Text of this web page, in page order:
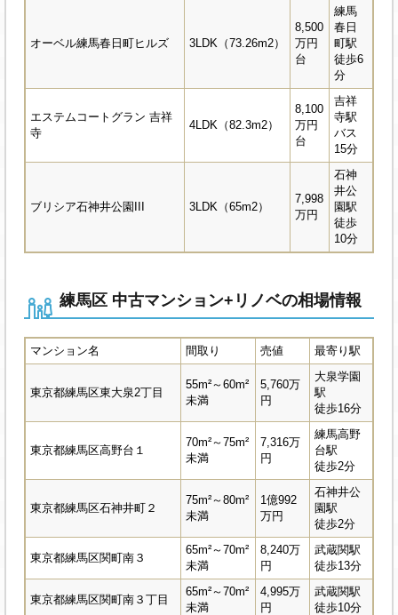
オーベル練馬春日町ヒルズ 3LDK（73.26m2）
8,500
万円
台
練馬
春日
町駅
徒歩6
分
エステムコートグラン 吉祥
寺
4LDK（82.3m2）
8,100
万円
台
吉祥
寺駅
バス
15分
ブリシア石神井公園III 3LDK（65m2）
7,998
万円
石神
井公
園駅
徒歩
10分
練馬区 中古マンション+リノベの相場情報
マンション名 間取り 売値 最寄り駅
東京都練馬区東大泉2丁目
55m²～60m²
未満
5,760万
円
大泉学園
駅
徒歩16分
東京都練馬区高野台１
70m²～75m²
未満
7,316万
円
練馬高野
台駅
徒歩2分
東京都練馬区石神井町２
75m²～80m²
未満
1億992
万円
石神井公
園駅
徒歩2分
東京都練馬区関町南３
65m²～70m²
未満
8,240万
円
武蔵関駅
徒歩13分
東京都練馬区関町南３丁目
65m²～70m²
未満
4,995万
円
武蔵関駅
徒歩10分